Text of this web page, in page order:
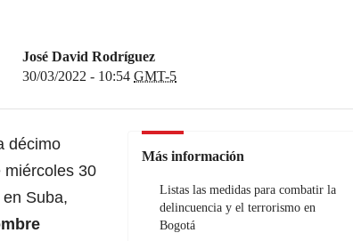
José David Rodríguez
30/03/2022 - 10:54 GMT-5
Más información
Listas las medidas para combatir la
delincuencia y el terrorismo en
Bogotá
décimo
miércoles 30
Suba,